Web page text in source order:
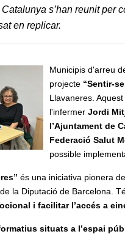
s’han reunit per
en replicar.
Municipis d'arreu
projecte “Sentir-
Llavaneres.
l'infermer Jordi
l’Ajuntament de
Federació Salut
possible
és una iniciativa pionera
la Diputació de Barcelona.
i facilitar l’accés a
situats a l’espai